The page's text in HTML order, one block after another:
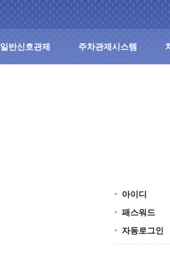
일반신호관제 주차관제시스템
아이디
패스워드
자동로그인